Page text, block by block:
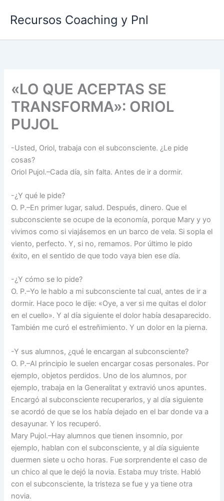
Recursos Coaching y Pnl
«LO QUE ACEPTAS SE
TRANSFORMA»: ORIOL
PUJOL
-Usted, Oriol, trabaja con el subconsciente. ¿Le pide
cosas?
Oriol Pujol.–Cada día, sin falta. Antes de ir a dormir.
-¿Y qué le pide?
O. P.–En primer lugar, salud. Después, dinero. Que el
subconsciente se ocupe de la economía, porque Mary y yo
vivimos como si viajásemos en un barco de vela. Si sopla el
viento, perfecto. Y, si no, remamos. Por último le pido
éxito, en el sentido de que todo vaya bien ese día.
-¿Y cómo se lo pide?
O. P.–Yo le hablo a mi subconsciente tal cual, antes de ir a
dormir. Hace poco le dije: «Oye, a ver si me quitas el dolor
en el cuello». Y al día siguiente el dolor había desaparecido.
También me curó el estreñimiento. Y un dolor en la pierna.
-Y sus alumnos, ¿qué le encargan al subconsciente?
O. P.–Al principio le suelen encargar cosas personales. Por
ejemplo, objetos perdidos. Uno de los alumnos, por
ejemplo, trabaja en la Generalitat y extravió unos apuntes.
Encargó al subconsciente recuperarlos, y al día siguiente
se acordó de que se los había dejado en el bar donde va a
desayunar. Y los recuperó.
Mary Pujol.–Hay alumnos que tienen insomnio, por
ejemplo, hablan con el subconsciente, y al día siguiente
duermen siete u ocho horas. Fue sorprendente el caso de
un chico al que le dejó la novia. Estaba muy triste. Habló
con el subconsciente, la tristeza se fue y ya tiene otra
novia.